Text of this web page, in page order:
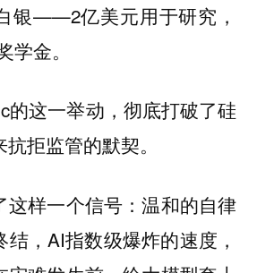
银——2亿美元用于研究，
学金。
的这一举动，彻底打破了硅
拒监管的默契。
这样一个信号：温和的自律
，AI指数级爆炸的速度，